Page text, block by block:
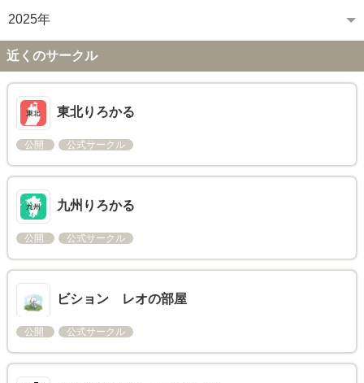
2025年
近くのサークル
東北りろかる
公開 公式サークル
九州りろかる
公開 公式サークル
ビション レオの部屋
公開 公式サークル